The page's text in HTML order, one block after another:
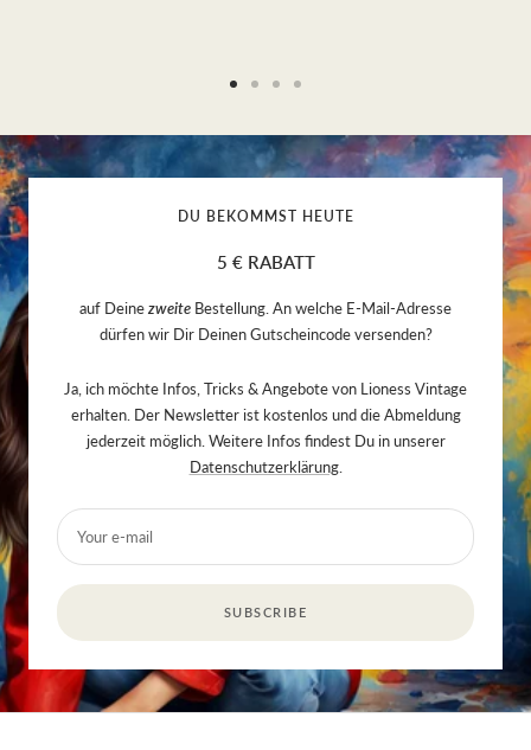
slide
1
slide
2
slide
3
slide
4
DU BEKOMMST HEUTE
5 € RABATT
auf Deinezweite Bestellung. An welche E-Mail-Adresse
dürfen wir Dir Deinen Gutscheincode versenden?
Ja, ich möchte Infos, Tricks & Angebote von Lioness Vintage
erhalten. Der Newsletter ist kostenlos und die Abmeldung
jederzeit möglich. Weitere Infos findest Du in unserer
Datenschutzerklärung.
Your e-mail
SUBSCRIBE